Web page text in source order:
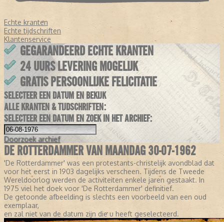
Echte kranten
Echte tijdschriften
Klantenservice
GEGARANDEERD ECHTE KRANTEN
24 UURS LEVERING MOGELIJK
GRATIS PERSOONLIJKE FELICITATIE
SELECTEER EEN DATUM EN BEKIJK
ALLE KRANTEN & TIJDSCHRIFTEN:
SELECTEER EEN DATUM EN ZOEK IN HET ARCHIEF:
Doorzoek archief
DE ROTTERDAMMER VAN MAANDAG 30-07-1962
'De Rotterdammer' was een protestants-christelijk avondblad dat
voor het eerst in 1903 dagelijks verscheen. Tijdens de Tweede
Wereldoorlog werden de activiteiten enkele jaren gestaakt. In
1975 viel het doek voor 'De Rotterdammer' definitief.
De getoonde afbeelding is slechts een voorbeeld van een oud
exemplaar,
en zal niet van de datum zijn die u heeft geselecteerd.